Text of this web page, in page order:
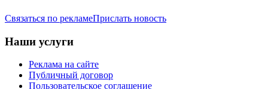
Связаться по рекламеПрислать новость
Наши услуги
Реклама на сайте
Публичный договор
Пользовательское соглашение